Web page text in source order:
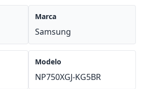
Marca
Samsung
Modelo
NP750XGJ-KG5BR